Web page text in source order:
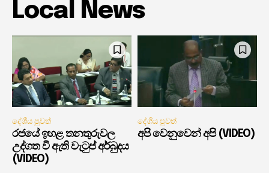
Local News
දේශීය පුවත්
රජයේ ඉහළ තනතුරුවල
උද්ගත වී ඇති වැටුප් අර්බුදය
(VIDEO)
දේශීය පුවත්
අපි වෙනුවෙන් අපි (VIDEO)